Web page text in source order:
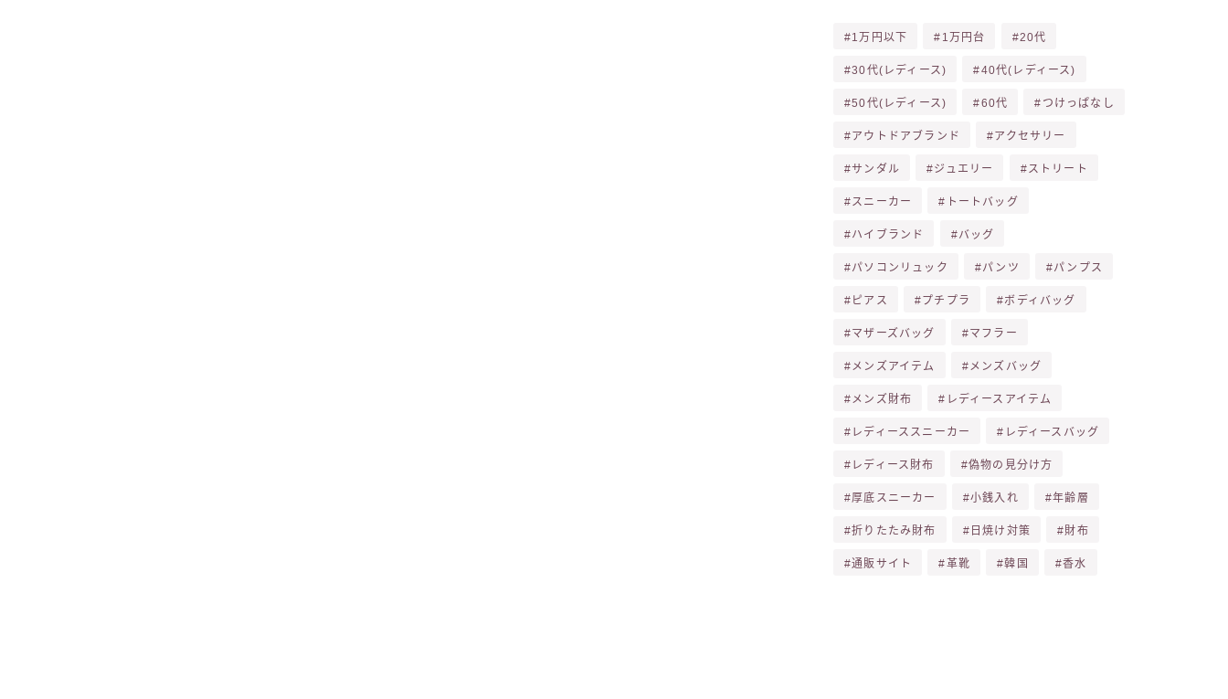
1万円以下 1万円台 20代
30代(レディース) 40代(レディース)
50代(レディース) 60代 つけっぱなし
アウトドアブランド アクセサリー
サンダル ジュエリー ストリート
スニーカー トートバッグ
ハイブランド バッグ
パソコンリュック パンツ パンプス
ピアス プチプラ ボディバッグ
マザーズバッグ マフラー
メンズアイテム メンズバッグ
メンズ財布 レディースアイテム
レディーススニーカー レディースバッグ
レディース財布 偽物の見分け方
厚底スニーカー 小銭入れ 年齢層
折りたたみ財布 日焼け対策 財布
通販サイト 革靴 韓国 香水